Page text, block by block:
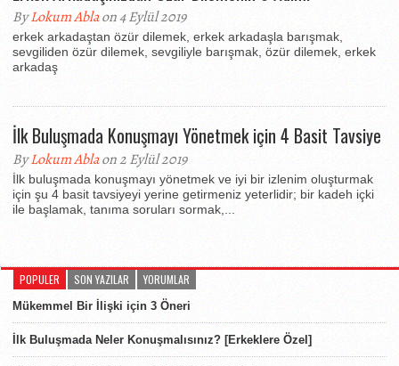
ByLokum Ablaon 4 Eylül 2019
erkek arkadaştan özür dilemek, erkek arkadaşla barışmak,
sevgiliden özür dilemek, sevgiliyle barışmak, özür dilemek, erkek
arkadaş
İlk Buluşmada Konuşmayı Yönetmek için 4 Basit Tavsiye
ByLokum Ablaon 2 Eylül 2019
İlk buluşmada konuşmayı yönetmek ve iyi bir izlenim oluşturmak
için şu 4 basit tavsiyeyi yerine getirmeniz yeterlidir; bir kadeh içki
ile başlamak, tanıma soruları sormak,...
POPULER SON YAZILAR YORUMLAR
Mükemmel Bir İlişki için 3 Öneri
İlk Buluşmada Neler Konuşmalısınız? [Erkeklere Özel]